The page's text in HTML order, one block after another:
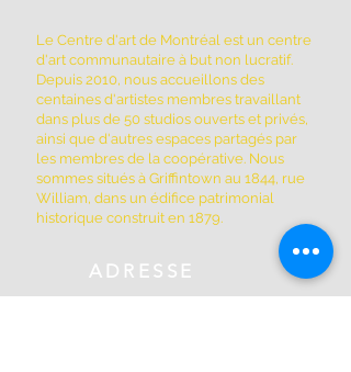
Le Centre d'art de Montréal est un centre
d'art communautaire à but non lucratif.
Depuis 2010, nous accueillons des
centaines d'artistes membres travaillant
dans plus de 50 studios ouverts et privés,
ainsi que d'autres espaces partagés par
les membres de la coopérative. Nous
sommes situés à Griffintown au 1844, rue
William, dans un édifice patrimonial
historique construit en 1879.
ADRESSE